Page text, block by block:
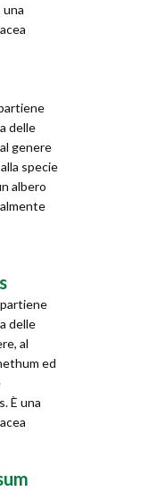
una
delle
genere
specie
albero
delle
al
ed
È una